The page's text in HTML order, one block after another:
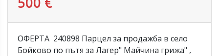
ОФЕРТА 240898 Парцел за продажба в село
Бойково по пътя за Лагер" Майчина грижа" ,